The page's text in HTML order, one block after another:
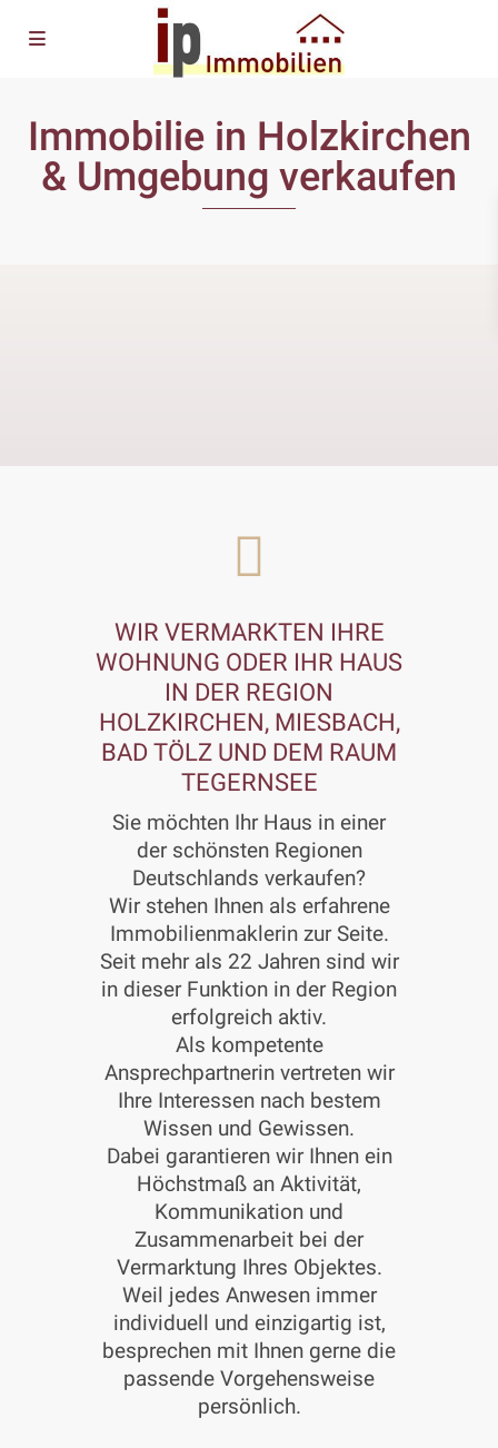
Immobilie in Holzkirchen
& Umgebung verkaufen
WIR VERMARKTEN IHRE
WOHNUNG ODER IHR HAUS
IN DER REGION
HOLZKIRCHEN, MIESBACH,
BAD TÖLZ UND DEM RAUM
TEGERNSEE
Sie möchten Ihr Haus in einer
der schönsten Regionen
Deutschlands verkaufen?
Wir stehen Ihnen als erfahrene
Immobilienmaklerin zur Seite.
Seit mehr als 22 Jahren sind wir
in dieser Funktion in der Region
erfolgreich aktiv.
Als kompetente
Ansprechpartnerin vertreten wir
Ihre Interessen nach bestem
Wissen und Gewissen.
Dabei garantieren wir Ihnen ein
Höchstmaß an Aktivität,
Kommunikation und
Zusammenarbeit bei der
Vermarktung Ihres Objektes.
Weil jedes Anwesen immer
individuell und einzigartig ist,
besprechen mit Ihnen gerne die
passende Vorgehensweise
persönlich.